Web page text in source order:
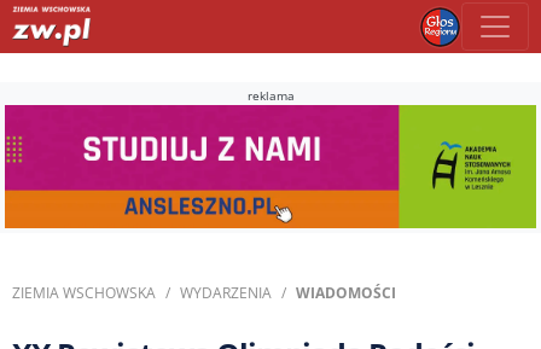
reklama
ZIEMIA WSCHOWSKA WYDARZENIA WIADOMOŚCI